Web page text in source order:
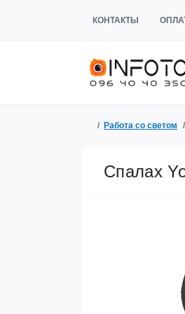
КОНТАКТЫ
Работа со светом
Спалах